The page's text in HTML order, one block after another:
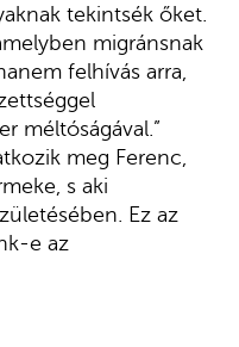
tekintsék őket.
migránsnak
felhívás arra,
méltóságával.”
meg Ferenc,
s aki
Ez az
e az